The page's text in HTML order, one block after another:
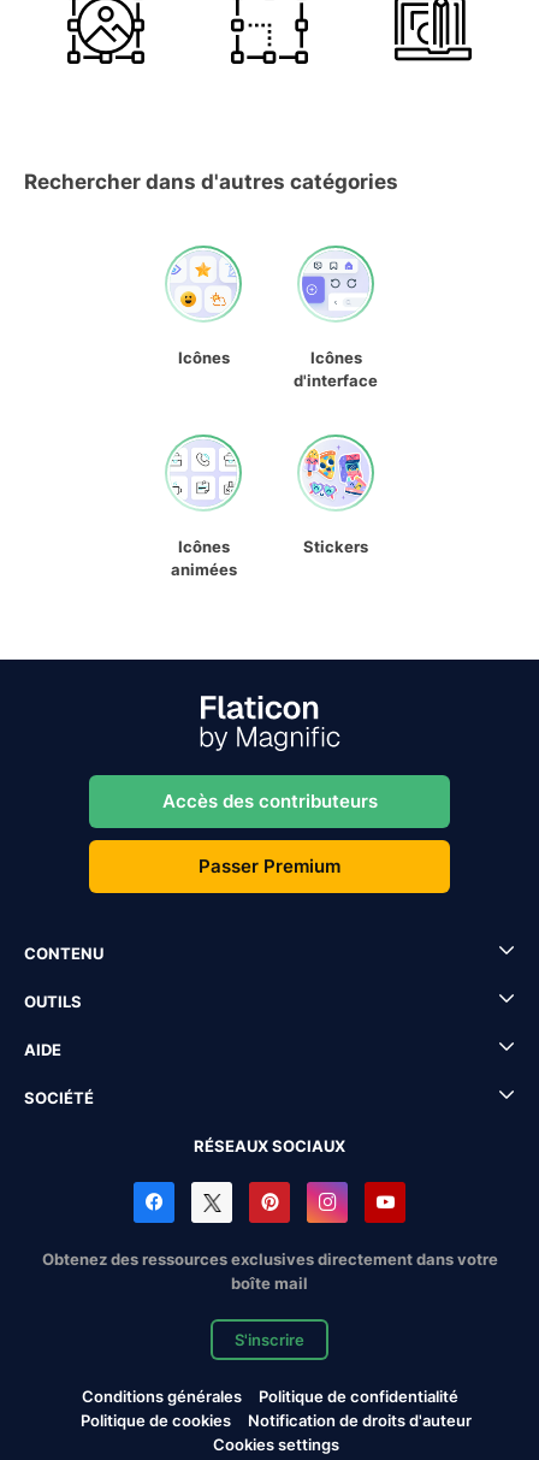
Rechercher dans d'autres catégories
Icônes
Icônes
d'interface
Icônes
animées
Stickers
Accès des contributeurs
Passer Premium
CONTENU
OUTILS
AIDE
SOCIÉTÉ
RÉSEAUX SOCIAUX
Obtenez des ressources exclusives directement dans votre
boîte mail
S'inscrire
Conditions générales
Politique de confidentialité
Politique de cookies
Notification de droits d'auteur
Cookies settings